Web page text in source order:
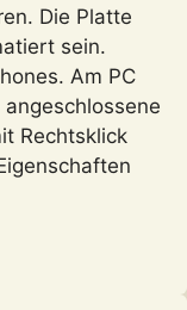
Die Platte
sein.
Am PC
Rechtsklick